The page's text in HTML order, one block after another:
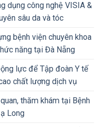
dụng công nghệ VISIA &
sâu da và tóc
bệnh viện chuyên khoa
năng tại Đà Nẵng
lực để Tập đoàn Y tế
chất lượng dịch vụ
thăm khám tại Bệnh
Long